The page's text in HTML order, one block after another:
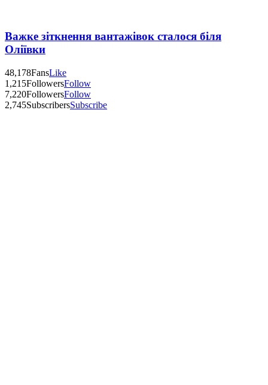
Важке зіткнення вантажівок сталося біля
Оліївки
48,178FansLike
1,215FollowersFollow
7,220FollowersFollow
2,745SubscribersSubscribe